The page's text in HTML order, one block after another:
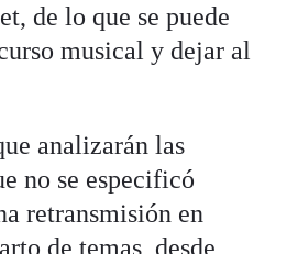
de lo que se puede
musical y dejar al
analizarán las
no se especificó
retransmisión en
de temas, desde